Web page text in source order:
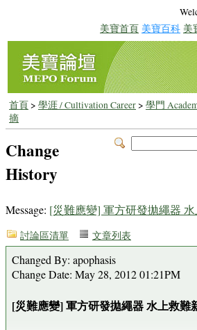
美寶首頁 美寶百科 美
首頁> 學涯 / Cultivation Career> 學門
摘
Change
History
Message: [災難應變] 軍方研發拋繩器
討論區清單 文章列表
Changed By: apophasis
Change Date: May 28, 2012 01:21PM
[災難應變] 軍方研發拋繩器 水上救難